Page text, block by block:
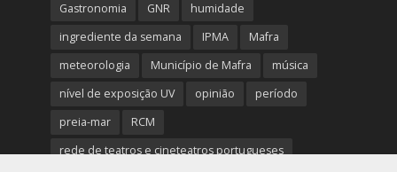
Gastronomia
GNR
humidade
ingrediente da semana
IPMA
Mafra
meteorologia
Município de Mafra
música
nível de exposição UV
opinião
período
preia-mar
RCM
rede de teatros e cineteatros portugueses